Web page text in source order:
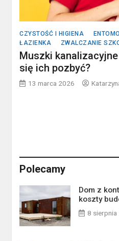
CZYSTOŚĆ I HIGIENA
ŁAZIENKA
ZWALCZANIE
Muszki
się ich pozbyć?
13 marca 2026
Polecamy
Dom z
koszty
8 sierpnia